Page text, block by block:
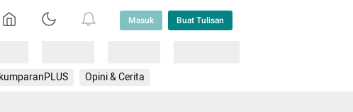
Masuk Buat Tulisan
kumparanPLUS Opini & Cerita